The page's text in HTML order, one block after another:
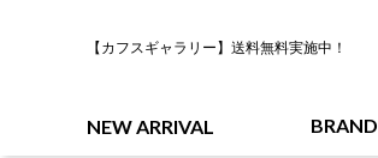
【カフスギャラリー】送料無料実施中！
NEW ARRIVAL BRAND